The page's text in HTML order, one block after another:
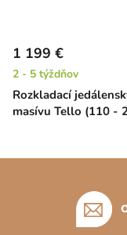
Rozkladací
masívu Tello (110 -
1 199 €
2 - 5 týždňov